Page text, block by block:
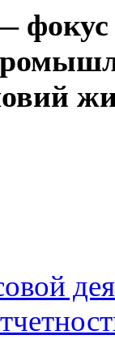
фокус